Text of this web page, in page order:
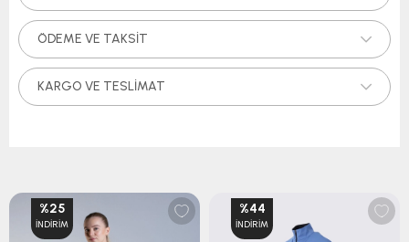
ÖDEME VE TAKSIT
KARGO VE TESLIMAT
%25
İNDIRIM
%44
İNDIRIM